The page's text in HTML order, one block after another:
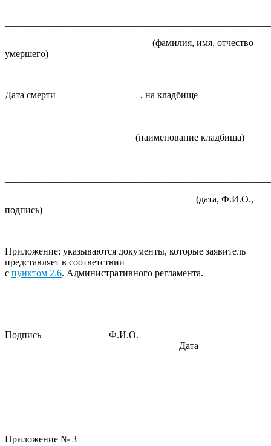
(фамилия, имя, отчество
умершего)
Дата смерти _________________, на кладбище
(наименование кладбища)
(дата, Ф.И.О.,
подпись)
Приложение: указываются документы, которые заявитель
представляет в соответствии
с пунктом 2.6. Административного регламента.
Подпись _____________ Ф.И.О.
__________________________________ Дата
Приложение № 3